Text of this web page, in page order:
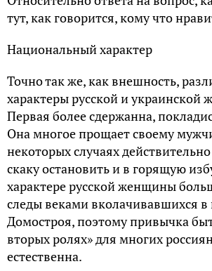
тут, как говорится, кому что
Национальный характер
Точно так же, как внешность,
характеры русской и
Первая более сдержанна,
Она многое прощает своему
некоторых случаях
скаку остановить и в горящую
характере русской женщины
следы веками вколачивавшихся
Домостроя, поэтому привычка
вторых ролях» для многих
естественна.